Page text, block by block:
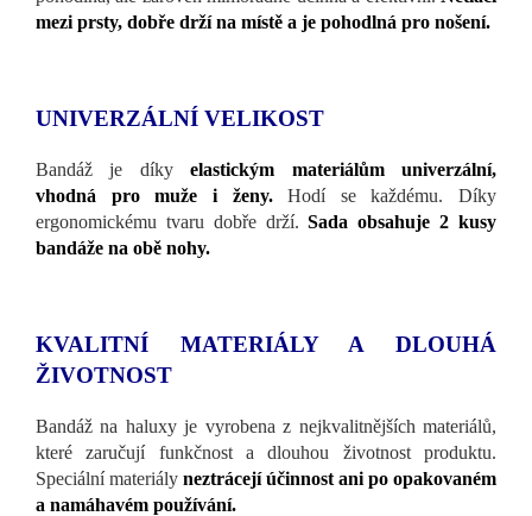
mezi prsty, dobře drží na místě a je pohodlná pro nošení.
UNIVERZÁLNÍ VELIKOST
Bandáž je díkyelastickým materiálům univerzální,
vhodná pro muže i ženy.
Hodí se každému. Díky
ergonomickému tvaru dobře drží.Sada obsahuje 2 kusy
bandáže na obě nohy.
KVALITNÍ MATERIÁLY A DLOUHÁ
ŽIVOTNOST
Bandáž na haluxy je vyrobena z nejkvalitnějších materiálů,
které zaručují funkčnost a dlouhou životnost produktu.
Speciální materiály neztrácejí účinnost ani po opakovaném
a namáhavém používání.